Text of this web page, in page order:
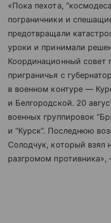
«Пока пехота,
пограничники и
предотвращали
уроки и принимали
Координационный совет
приграничья с
в военном контуре —
и Белгородской. 20
военных группировок
и “Курск”. Последнюю
Солодчук, который взял
разгромом